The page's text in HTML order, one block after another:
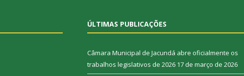
ÚLTIMAS PUBLICAÇÕES
Câmara Municipal de Jacundá abre oficialmente os
trabalhos legislativos de 2026 17 de março de 2026